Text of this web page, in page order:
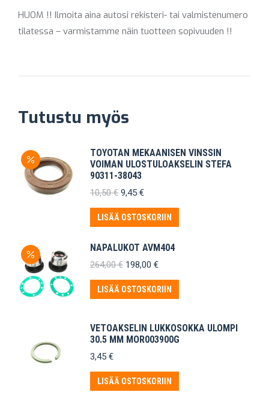
HUOM !! Ilmoita aina autosi rekisteri- tai valmistenumero
tilatessa – varmistamme näin tuotteen sopivuuden !!
Tutustu myös
TOYOTAN MEKAANISEN VINSSIN
VOIMAN ULOSTULOAKSELIN STEFA
90311-38043
10,50€ Alkuperäinen
oli:
10,50 €.
9,45 €Nykyinen
on:
9,45 €.
LISÄÄ OSTOSKORIIN
NAPALUKOT AVM404
264,00€ Alkuperäinen
oli:
264,00 €.
198,00 €Nykyinen
on:
198,00 €.
LISÄÄ OSTOSKORIIN
VETOAKSELIN LUKKOSOKKA ULOMPI
30.5 MM MOR003900G
3,45 €
LISÄÄ OSTOSKORIIN